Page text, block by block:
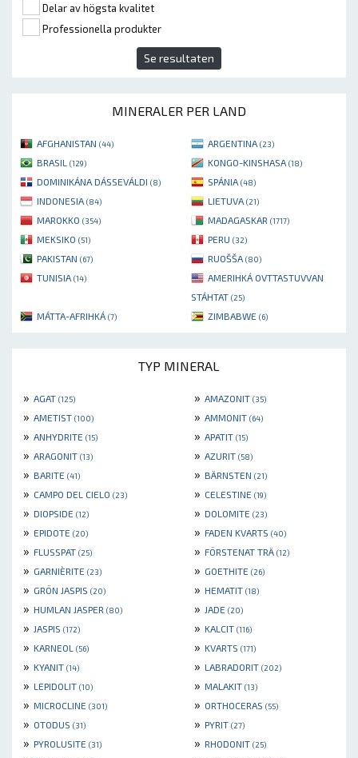
Delar av högsta kvalitet
Professionella produkter
Se resultaten
MINERALER PER LAND
AFGHANISTAN (44) ARGENTINA (23)
BRASIL (129) KONGO-KINSHASA (18)
DOMINIKÁNA DÁSSEVÁLDI (8) SPÁNIA (48)
INDONESIA (84) LIETUVA (21)
MAROKKO (354) MADAGASKAR (1717)
MEKSIKO (51) PERU (32)
PAKISTAN (67) RUOŠŠA (80)
TUNISIA (14)
AMERIHKÁ OVTTASTUVVAN
STÁHTAT (25)
MÁTTA-AFRIHKÁ (7) ZIMBABWE (6)
TYP MINERAL
» AGAT (125) » AMAZONIT (35)
» AMETIST (100) » AMMONIT (64)
» ANHYDRITE (15) » APATIT (15)
» ARAGONIT (13) » AZURIT (58)
» BARITE (41) » BÄRNSTEN (21)
» CAMPO DEL CIELO (23) » CELESTINE (19)
» DIOPSIDE (12) » DOLOMITE (23)
» EPIDOTE (20) » FADEN KVARTS (40)
» FLUSSPAT (25) » FÖRSTENAT TRÄ (12)
» GARNIÈRITE (23) » GOETHITE (26)
» GRÖN JASPIS (20) » HEMATIT (18)
» HUMLAN JASPER (80) » JADE (20)
» JASPIS (172) » KALCIT (116)
» KARNEOL (56) » KVARTS (171)
» KYANIT (14) » LABRADORIT (202)
» LEPIDOLIT (10) » MALAKIT (13)
» MICROCLINE (301) » ORTHOCERAS (55)
» OTODUS (31) » PYRIT (27)
» PYROLUSITE (31) » RHODONIT (25)